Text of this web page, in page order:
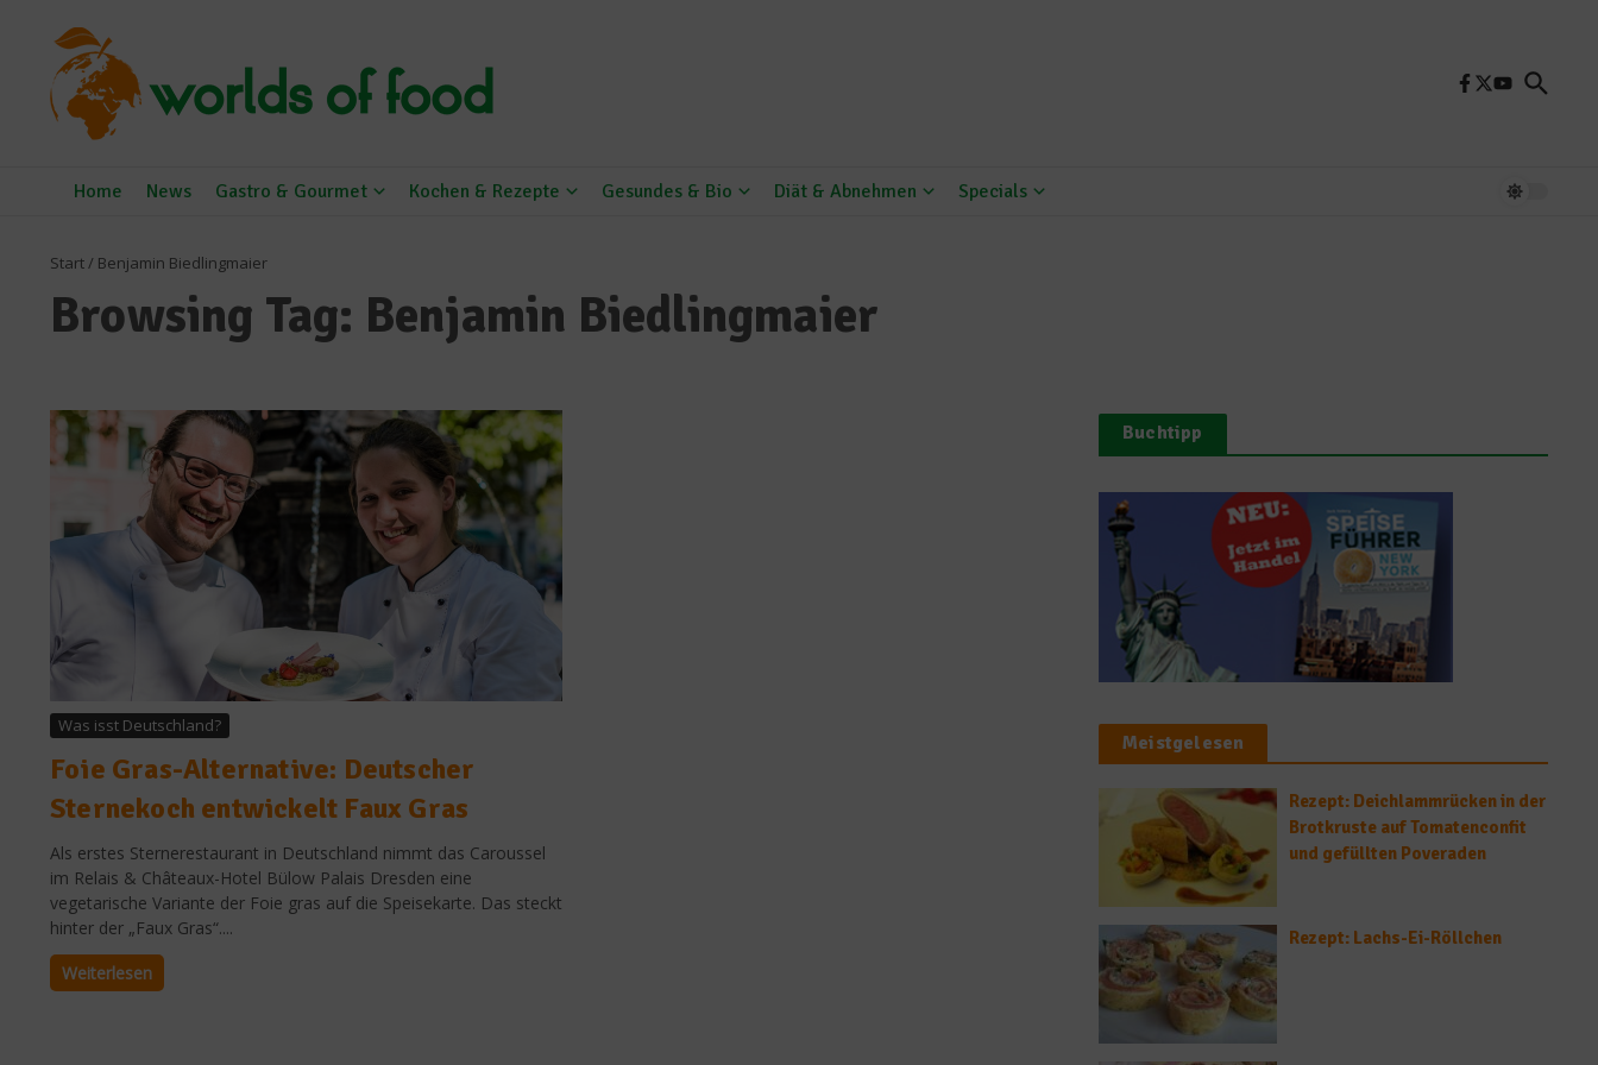
Home News Gastro & Gourmet Kochen & Rezepte Gesundes & Bio Diät & Abnehmen Specials
Start/ Benjamin Biedlingmaier
Browsing Tag: Benjamin Biedlingmaier
Was isst Deutschland?
Foie Gras-Alternative: Deutscher
Sternekoch entwickelt Faux Gras
Als erstes Sternerestaurant in Deutschland nimmt das Caroussel
im Relais & Châteaux-Hotel Bülow Palais Dresden eine
vegetarische Variante der Foie gras auf die Speisekarte. Das steckt
hinter der „Faux Gras“....
Weiterlesen
Buchtipp
Meistgelesen
Rezept: Deichlammrücken in der
Brotkruste auf Tomatenconfit
und gefüllten Poveraden
Rezept: Lachs-Ei-Röllchen